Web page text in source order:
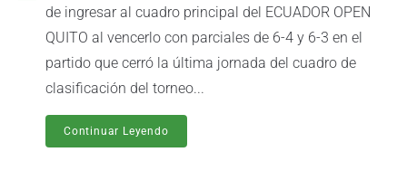
de ingresar al cuadro principal del ECUADOR OPEN
QUITO al vencerlo con parciales de 6-4 y 6-3 en el
partido que cerró la última jornada del cuadro de
clasificación del torneo...
Continuar Leyendo